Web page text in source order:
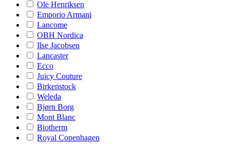
Ole Henriksen
Emporio Armani
Lancome
OBH Nordica
Ilse Jacobsen
Lancaster
Ecco
Juicy Couture
Birkenstock
Weleda
Bjørn Borg
Mont Blanc
Biotherm
Royal Copenhagen